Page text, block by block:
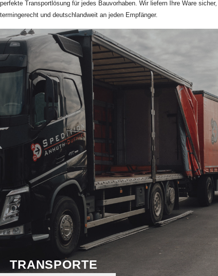
perfekte Transportlösung für jedes Bauvorhaben. Wir liefern Ihre Ware sicher,
termingerecht und deutschlandweit an jeden Empfänger.
TRANSPORTE